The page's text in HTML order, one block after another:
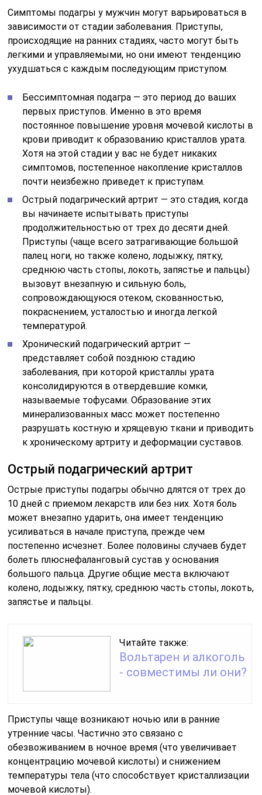
Симптомы подагры у мужчин могут варьироваться в
зависимости от стадии заболевания. Приступы,
происходящие на ранних стадиях, часто могут быть
легкими и управляемыми, но они имеют тенденцию
ухудшаться с каждым последующим приступом.
Бессимптомная подагра — это период до ваших
первых приступов. Именно в это время
постоянное повышение уровня мочевой кислоты в
крови приводит к образованию кристаллов урата.
Хотя на этой стадии у вас не будет никаких
симптомов, постепенное накопление кристаллов
почти неизбежно приведет к приступам.
Острый подагрический артрит — это стадия, когда
вы начинаете испытывать приступы
продолжительностью от трех до десяти дней.
Приступы (чаще всего затрагивающие большой
палец ноги, но также колено, лодыжку, пятку,
среднюю часть стопы, локоть, запястье и пальцы)
вызовут внезапную и сильную боль,
сопровождающуюся отеком, скованностью,
покраснением, усталостью и иногда легкой
температурой.
Хронический подагрический артрит —
представляет собой позднюю стадию
заболевания, при которой кристаллы урата
консолидируются в отвердевшие комки,
называемые тофусами. Образование этих
минерализованных масс может постепенно
разрушать костную и хрящевую ткани и приводить
к хроническому артриту и деформации суставов.
Острый подагрический артрит
Острые приступы подагры обычно длятся от трех до
10 дней с приемом лекарств или без них. Хотя боль
может внезапно ударить, она имеет тенденцию
усиливаться в начале приступа, прежде чем
постепенно исчезнет. Более половины случаев будет
болеть плюснефаланговый сустав у основания
большого пальца. Другие общие места включают
колено, лодыжку, пятку, среднюю часть стопы, локоть,
запястье и пальцы.
Читайте также:
Вольтарен и алкоголь
- совместимы ли они?
Приступы чаще возникают ночью или в ранние
утренние часы. Частично это связано с
обезвоживанием в ночное время (что увеличивает
концентрацию мочевой кислоты) и снижением
температуры тела (что способствует кристаллизации
мочевой кислоты).